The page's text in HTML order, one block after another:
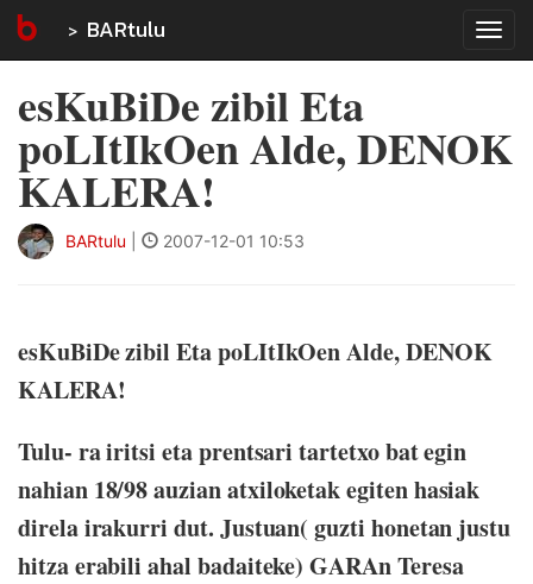
BARtulu
esKuBiDe zibil Eta
poLItIkOen Alde, DENOK
KALERA!
BARtulu 2007-12-01 10:53
esKuBiDe zibil Eta poLItIkOen Alde, DENOK
KALERA!
Tulu- ra iritsi eta prentsari tartetxo bat egin
nahian 18/98 auzian atxiloketak egiten hasiak
direla irakurri dut. Justuan( guzti honetan justu
hitza erabili ahal badaiteke) GARAn Teresa